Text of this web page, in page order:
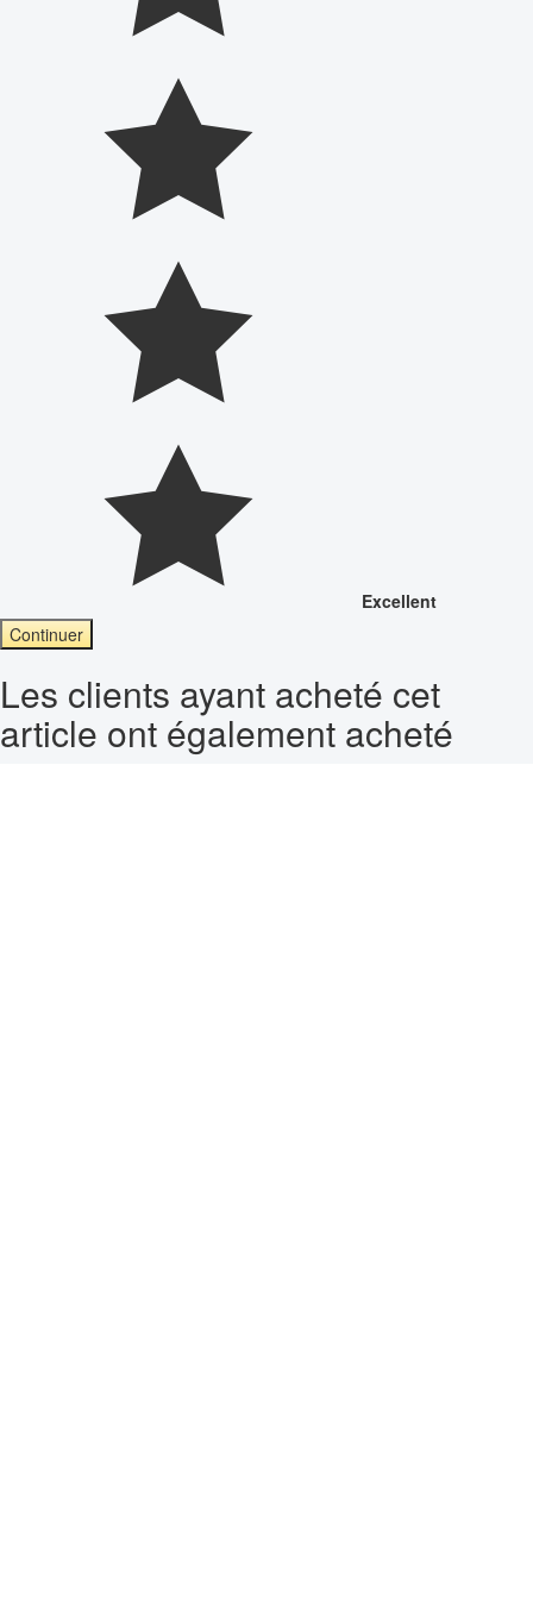
Excellent
Continuer
Les clients ayant acheté cet
article ont également acheté